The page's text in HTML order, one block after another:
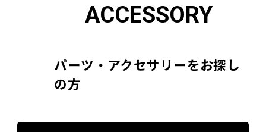
ACCESSORY
パーツ・アクセサリーをお探し
の方